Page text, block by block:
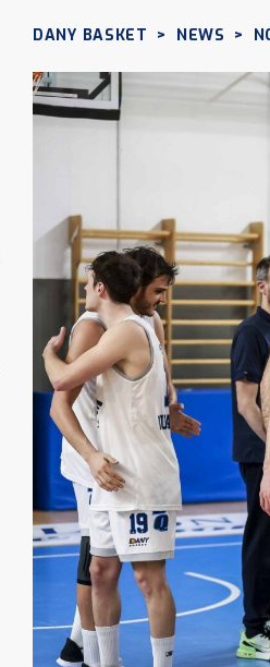
DANY BASKET > NEWS >